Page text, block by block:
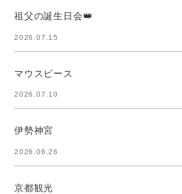
祖父の誕生日会👑
2026.07.15
マウスピース
2026.07.10
伊勢神宮
2026.06.26
京都観光